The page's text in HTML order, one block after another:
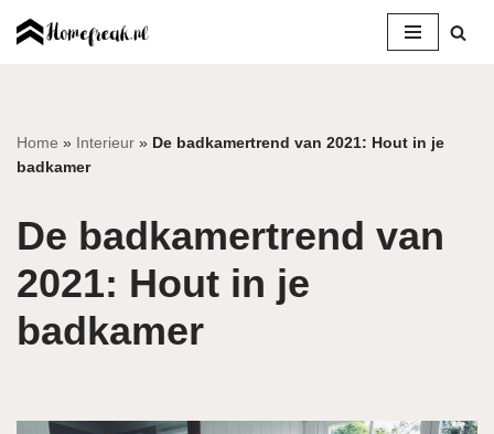
inhoud
Home » Interieur » De badkamertrend van 2021: Hout in je
badkamer
De badkamertrend van
2021: Hout in je
badkamer